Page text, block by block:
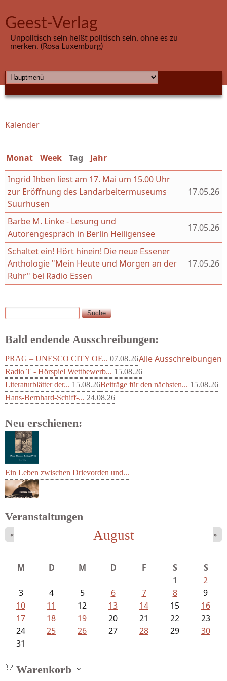
Geest-Verlag
Unpolitisch sein heißt politisch sein, ohne es zu
merken. (Rosa Luxemburg)
HAUPTMENÜ
Sie sind hier
Kalender
Monat Week Tag (aktiver Reiter)
Jahr
Ingrid Ihben liest am 17. Mai um 15.00 Uhr
zur Eröffnung des Landarbeitermuseums
Suurhusen
17.05.26
Barbe M. Linke - Lesung und
Autorengespräch in Berlin Heiligensee
17.05.26
Schaltet ein! Hört hinein! Die neue Essener
Anthologie "Mein Heute und Morgen an der
Ruhr" bei Radio Essen
17.05.26
Suchformular
Suche
Bald endende Ausschreibungen:
PRAG – UNESCO CITY OF... 07.08.26
Radio T - Hörspiel Wettbewerb... 15.08.26
Literaturblätter der... 15.08.26Beiträge für den nächsten... 15.08.26
Hans-Bernhard-Schiff-... 24.08.26
Alle Ausschreibungen
Neu erschienen:
Ein Leben zwischen Drievorden und...
Veranstaltungen
August
« »
M D M D F S
S
1
2
3
4 5 6 7 8
9
10
11 12 13 14 15
16
17
18 19 20 21 22
23
24
25 26 27 28 29
30
31
Warenkorb